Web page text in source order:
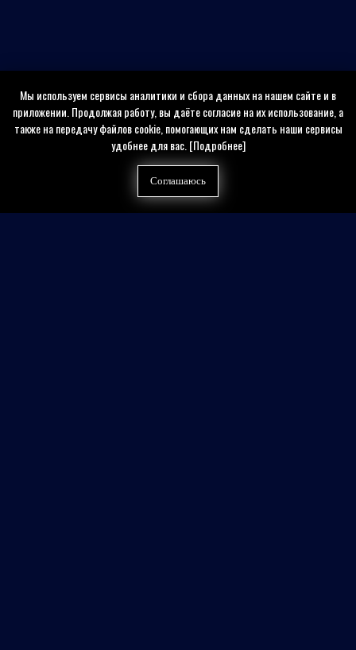
Мы используем сервисы аналитики и сбора данных на нашем сайте и в
приложении. Продолжая работу, вы даёте согласие на их использование, а
также на передачу файлов cookie, помогающих нам сделать наши сервисы
удобнее для вас.[Подробнее]
Соглашаюсь